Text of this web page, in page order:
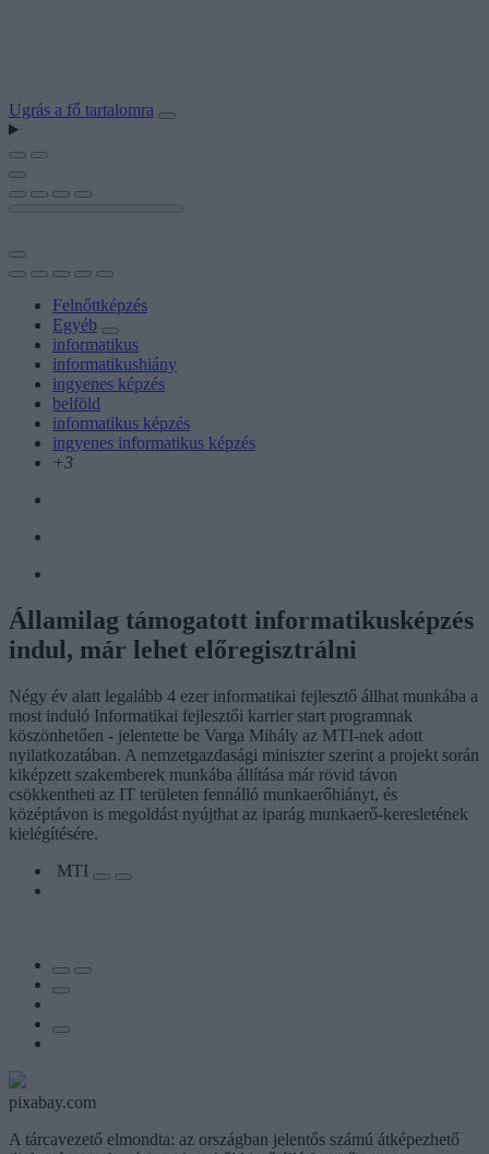
Ugrás a fő tartalomra
Felnőttképzés
Egyéb
informatikus
informatikushiány
ingyenes képzés
belföld
informatikus képzés
ingyenes informatikus képzés
+3
Államilag támogatott informatikusképzés
indul, már lehet előregisztrálni
Négy év alatt legalább 4 ezer informatikai fejlesztő állhat munkába a
most induló Informatikai fejlesztői karrier start programnak
köszönhetően - jelentette be Varga Mihály az MTI-nek adott
nyilatkozatában. A nemzetgazdasági miniszter szerint a projekt során
kiképzett szakemberek munkába állítása már rövid távon
csökkentheti az IT területen fennálló munkaerőhiányt, és
középtávon is megoldást nyújthat az iparág munkaerő-keresletének
kielégítésére.
MTI
pixabay.com
A tárcavezető elmondta: az országban jelentős számú átképezhető